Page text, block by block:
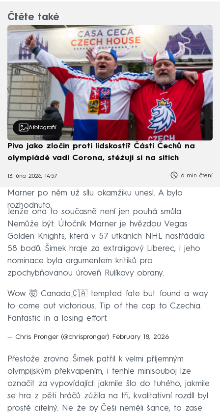
Čtěte také
6 fotografií
Pivo jako zločin proti lidskosti? Části Čechů na
olympiádě vadí Corona, stěžují si na sítích
13. úno 2026, 14:57 6 min čtení
Marner po něm už sílu okamžiku unesl. A bylo
rozhodnuto.
Jenže ona to současně není jen pouhá smůla.
Nemůže být. Útočník Marner je hvězdou Vegas
Golden Knights, která v 57 utkáních NHL nastřádala
58 bodů. Šimek hraje za extraligový Liberec, i jeho
nominace byla argumentem kritiků pro
zpochybňovanou úroveň Rulíkovy obrany.
Wow 🤯 Canada🇨🇦 tempted fate but found a way
to come out victorious. Tip of the cap to Czechia.
Fantastic in a losing effort.
— Chris Pronger (@chrispronger) February 18, 2026
Přestože zrovna Šimek patřil k velmi příjemným
olympijským překvapením, i tenhle minisouboj lze
označit za vypovídající: jakmile šlo do tuhého, jakmile
se hra z pěti hráčů zúžila na tři, kvalitativní rozdíl byl
prostě citelný. Ne že by Češi neměli šance, to zase